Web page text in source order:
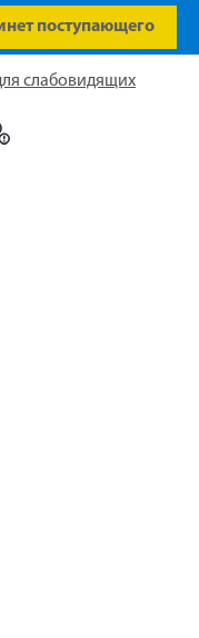
поступающего
слабовидящих